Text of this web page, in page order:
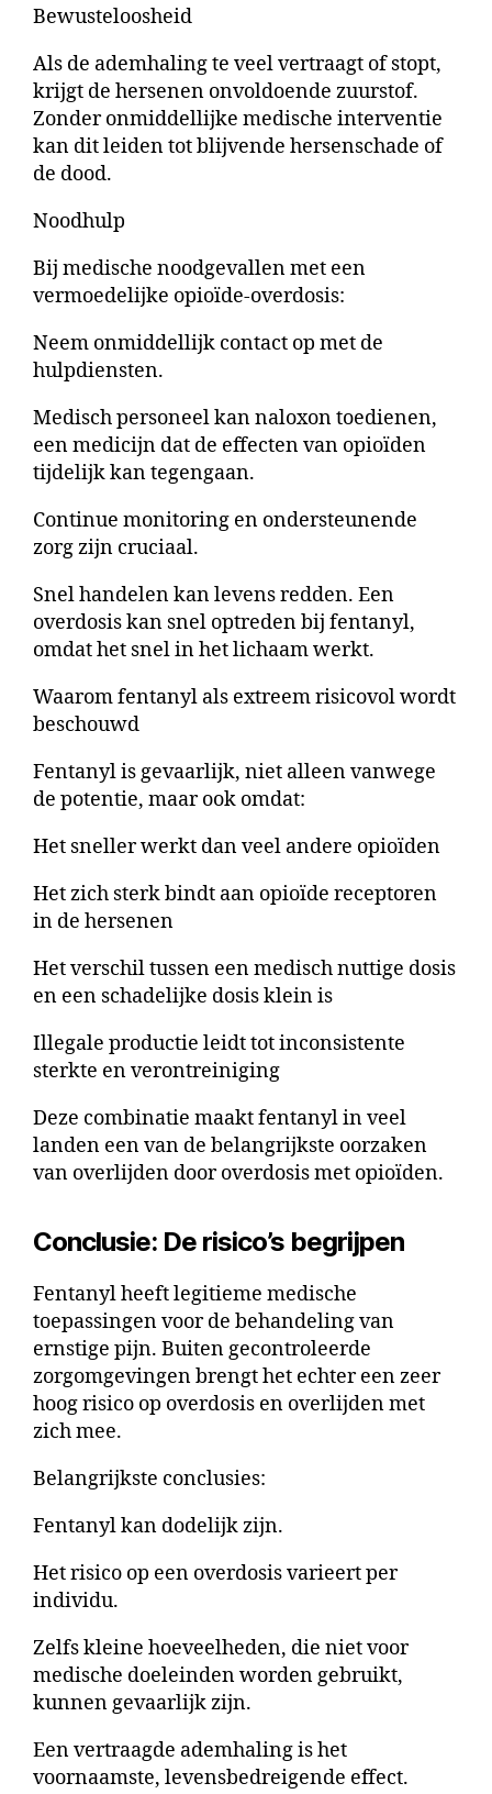
Bewusteloosheid
Als de ademhaling te veel vertraagt of stopt,
krijgt de hersenen onvoldoende zuurstof.
Zonder onmiddellijke medische interventie
kan dit leiden tot blijvende hersenschade of
de dood.
Noodhulp
Bij medische noodgevallen met een
vermoedelijke opioïde-overdosis:
Neem onmiddellijk contact op met de
hulpdiensten.
Medisch personeel kan naloxon toedienen,
een medicijn dat de effecten van opioïden
tijdelijk kan tegengaan.
Continue monitoring en ondersteunende
zorg zijn cruciaal.
Snel handelen kan levens redden. Een
overdosis kan snel optreden bij fentanyl,
omdat het snel in het lichaam werkt.
Waarom fentanyl als extreem risicovol wordt
beschouwd
Fentanyl is gevaarlijk, niet alleen vanwege
de potentie, maar ook omdat:
Het sneller werkt dan veel andere opioïden
Het zich sterk bindt aan opioïde receptoren
in de hersenen
Het verschil tussen een medisch nuttige dosis
en een schadelijke dosis klein is
Illegale productie leidt tot inconsistente
sterkte en verontreiniging
Deze combinatie maakt fentanyl in veel
landen een van de belangrijkste oorzaken
van overlijden door overdosis met opioïden.
Conclusie: De risico’s begrijpen
Fentanyl heeft legitieme medische
toepassingen voor de behandeling van
ernstige pijn. Buiten gecontroleerde
zorgomgevingen brengt het echter een zeer
hoog risico op overdosis en overlijden met
zich mee.
Belangrijkste conclusies:
Fentanyl kan dodelijk zijn.
Het risico op een overdosis varieert per
individu.
Zelfs kleine hoeveelheden, die niet voor
medische doeleinden worden gebruikt,
kunnen gevaarlijk zijn.
Een vertraagde ademhaling is het
voornaamste, levensbedreigende effect.